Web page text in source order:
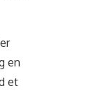
en
et